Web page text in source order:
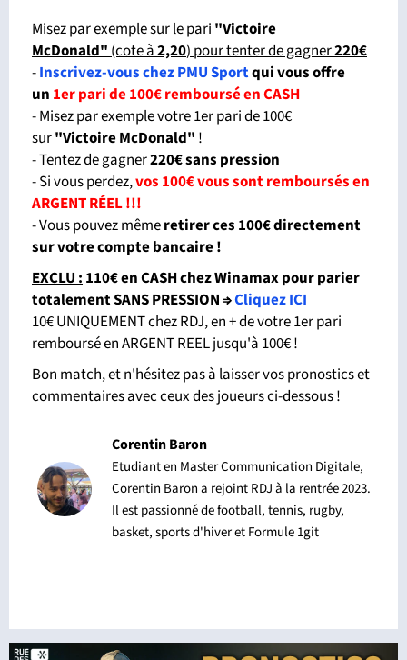
Misez par exemple sur le pari"Victoire
McDonald"(cote à2,20) pour tenter de gagner220€
-Inscrivez-vous chez PMU Sportqui vous offre
un 1er pari de 100€ remboursé en CASH
- Misez par exemple votre 1er pari de 100€
sur"Victoire McDonald" !
- Tentez de gagner220€ sans pression
- Si vous perdez,vos 100€ vous sont remboursés en
ARGENT RÉEL !!!
- Vous pouvez mêmeretirer ces 100€ directement
sur votre compte bancaire !
EXCLU :110€ en CASH chez Winamax pour parier
totalement SANS PRESSION⇒Cliquez ICI
10€ UNIQUEMENT chez RDJ, en + de votre 1er pari
remboursé en ARGENT REEL jusqu'à 100€ !
Bon match, et n'hésitez pas à laisser vos pronostics et
commentaires avec ceux des joueurs ci-dessous !
Corentin Baron
Etudiant en Master Communication Digitale,
Corentin Baron a rejoint RDJ à la rentrée 2023.
Il est passionné de football, tennis, rugby,
basket, sports d'hiver et Formule 1git